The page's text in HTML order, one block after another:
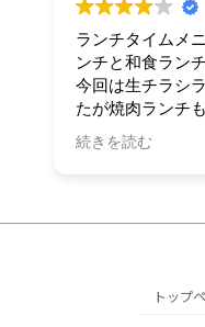
ランチタイムメ
ンチと和食ラン
今回は生チラシ
たが焼肉ランチ
続きを読む
トップ